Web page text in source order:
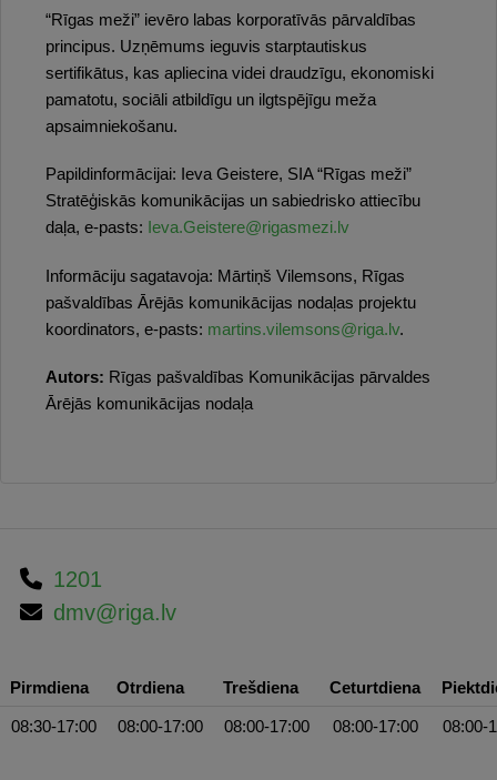
“Rīgas meži” ievēro labas korporatīvās pārvaldības
principus. Uzņēmums ieguvis starptautiskus
sertifikātus, kas apliecina videi draudzīgu, ekonomiski
pamatotu, sociāli atbildīgu un ilgtspējīgu meža
apsaimniekošanu.
Papildinformācijai: Ieva Geistere, SIA “Rīgas meži”
Stratēģiskās komunikācijas un sabiedrisko attiecību
daļa, e-pasts: Ieva.Geistere@rigasmezi.lv
Informāciju sagatavoja: Mārtiņš Vilemsons, Rīgas
pašvaldības Ārējās komunikācijas nodaļas projektu
koordinators, e-pasts: martins.vilemsons@riga.lv.
Autors: Rīgas pašvaldības Komunikācijas pārvaldes
Ārējās komunikācijas nodaļa
1201
dmv@riga.lv
Pirmdiena Otrdiena Trešdiena Ceturtdiena
08:30-17:00 08:00-17:00 08:00-17:00 08:00-17:00 08:00-